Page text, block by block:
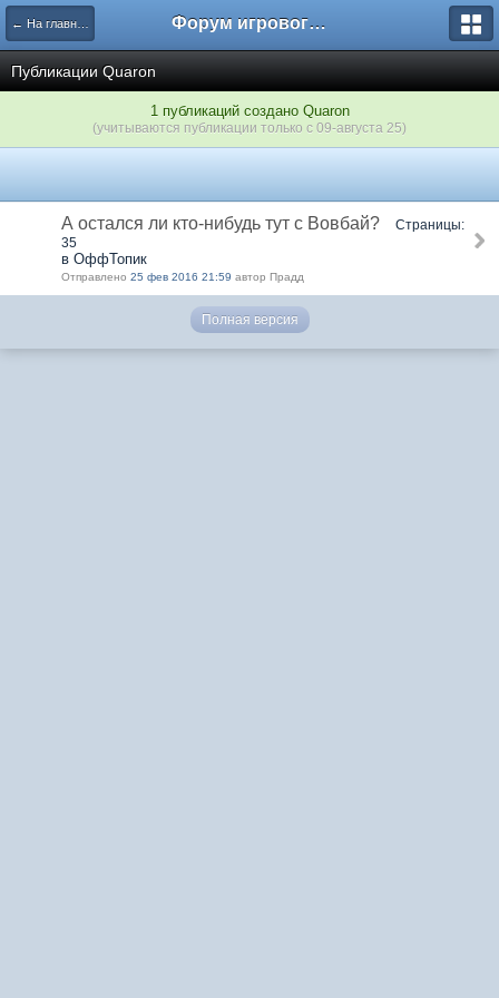
← На главную Форум игрового проекта Riverrise
Публикации Quaron
1 публикаций создано Quaron
(учитываются публикации только с 09-августа 25)
А остался ли кто-нибудь тут с Вовбай?
Страницы:
35
в ОффТопик
Отправлено 25 фев 2016 21:59 автор Прадд
Полная версия